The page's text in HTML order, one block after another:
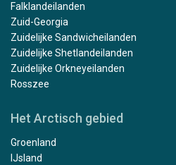
Falklandeilanden
Zuid-Georgia
Zuidelijke Sandwicheilanden
Zuidelijke Shetlandeilanden
Zuidelijke Orkneyeilanden
Rosszee
Het Arctisch gebied
Groenland
IJsland